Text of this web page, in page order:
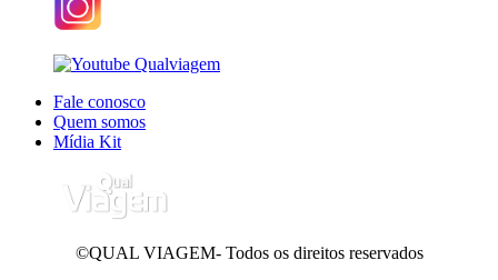
Fale conosco
Quem somos
Mídia Kit
©QUAL VIAGEM- Todos os direitos reservados